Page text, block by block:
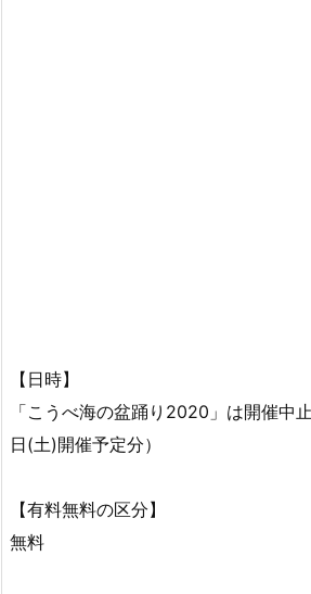
【日時】
「こうべ海の盆踊り2020」は開催中
日(土)開催予定分）
【有料無料の区分】
無料